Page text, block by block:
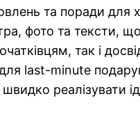
та поради для
фото та тексти,
так і
last-minute
реалізувати